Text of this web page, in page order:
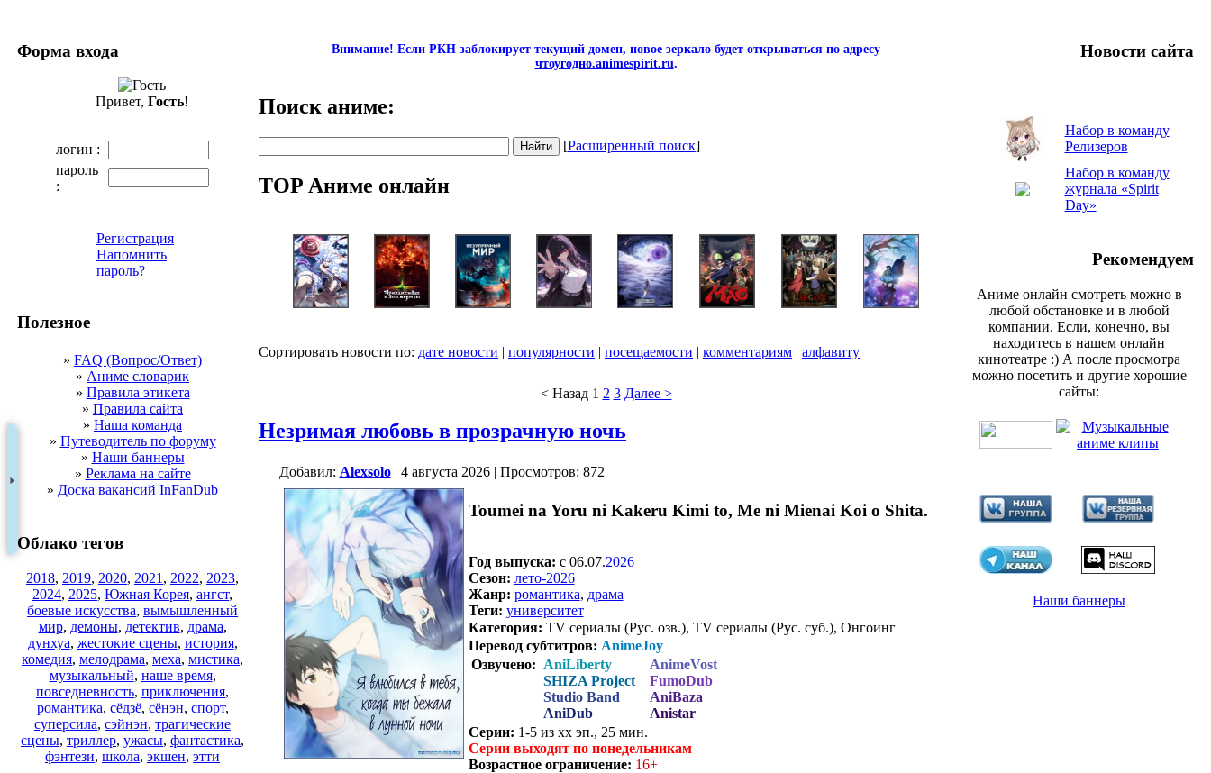
Форма входа
Привет, Гость!
логин :
пароль
:
Регистрация
Напомнить
пароль?
Полезное
» FAQ (Вопрос/Ответ)
» Аниме словарик
» Правила этикета
» Правила сайта
» Наша команда
» Путеводитель по форуму
» Наши баннеры
» Реклама на сайте
» Доска вакансий InFanDub
Облако тегов
2018, 2019, 2020, 2021 , 2022, 2023,
2024, 2025, Южная Корея, ангст,
боевые искусства, вымышленный
мир, демоны, детектив, драма,
дунхуа, жестокие сцены, история,
комедия, мелодрама, меха, мистика,
музыкальный, наше время,
повседневность, приключения,
романтика, сёдзё, сёнэн, спорт,
суперсила, сэйнэн, трагические
сцены, триллер, ужасы, фантастика,
фэнтези, школа, экшен, этти
Внимание! Если РКН заблокирует текущий домен, новое зеркало будет открываться по адресу
чтоугодно.animespirit.ru.
Поиск аниме:
[Расширенный поиск]
TOP Аниме онлайн
Сортировать новости по: дате новости | популярности | посещаемости | комментариям | алфавиту
< Назад 1 2 3 Далее >
Незримая любовь в прозрачную ночь
Добавил: Alexsolo| 4 августа 2026 | Просмотров: 872
Toumei na Yoru ni Kakeru Kimi to, Me ni Mienai Koi o Shita.
Год выпуска: c 06.07.2026
Сезон: лето-2026
Жанр: романтика, драма
Теги: университет
Категория: TV сериалы (Рус. озв.), TV сериалы (Рус. суб.), Онгоинг
Перевод субтитров: AnimeJoy
Озвучено: AniLiberty
SHIZA Project
Studio Band
AniDub
AnimeVost
FumoDub
AniBaza
Anistar
Серии: 1-5 из хх эп., 25 мин.
Серии выходят по понедельникам
Возрастное ограничение: 16+
Новости сайта
Набор в команду
Релизеров
Набор в команду
журнала «Spirit
Day»
Рекомендуем
Аниме онлайн смотреть можно в
любой обстановке и в любой
компании. Если, конечно, вы
находитесь в нашем онлайн
кинотеатре :) А после просмотра
можно посетить и другие хорошие
сайты:
Наши баннеры